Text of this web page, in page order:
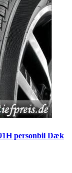
personbil Dæk